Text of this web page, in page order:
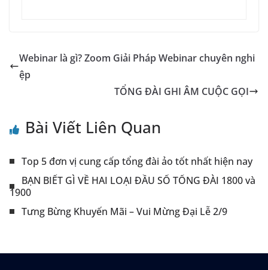
Webinar là gì? Zoom Giải Pháp Webinar chuyên nghi
ệp
TỔNG ĐÀI GHI ÂM CUỘC GỌI
Bài Viết Liên Quan
Top 5 đơn vị cung cấp tổng đài ảo tốt nhất hiện nay
BẠN BIẾT GÌ VỀ HAI LOẠI ĐẦU SỐ TỔNG ĐÀI 1800 và
1900
Tưng Bừng Khuyến Mãi – Vui Mừng Đại Lễ 2/9